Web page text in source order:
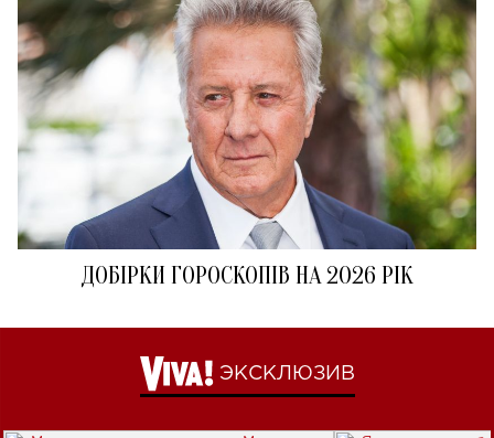
ДОБІРКИ ГОРОСКОПІВ НА 2026 РІК
ЭКСКЛЮЗИВ